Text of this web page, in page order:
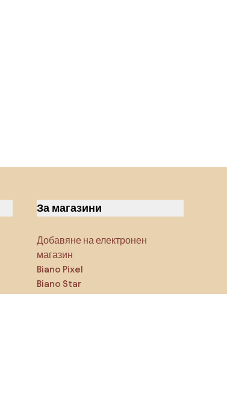
За магазини
Добавяне на електронен
магазин
Biano Pixel
Biano Star